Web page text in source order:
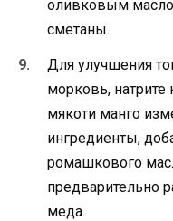
оливковым
сметаны.
Для улучшения
морковь, натрите
мякоти манго
ингредиенты,
ромашкового
предварительно
меда.